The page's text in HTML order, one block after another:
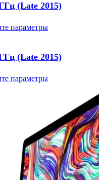
(Late 2015)
параметры
(Late 2015)
параметры